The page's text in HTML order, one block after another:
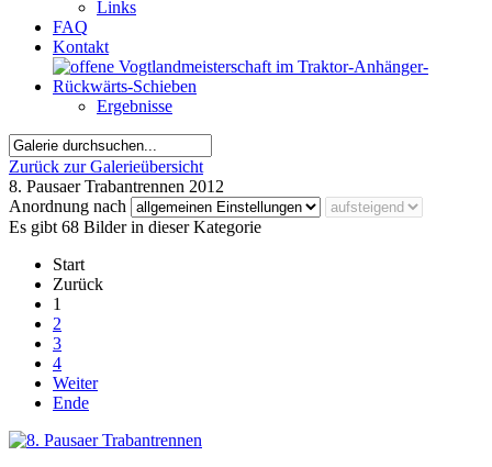
Links
FAQ
Kontakt
Ergebnisse
Zurück zur Galerieübersicht
8. Pausaer Trabantrennen 2012
Anordnung nach
Es gibt 68 Bilder in dieser Kategorie
Start
Zurück
1
2
3
4
Weiter
Ende